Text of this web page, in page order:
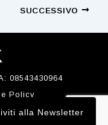
SUCCESSIVO
08543430964
Policy
alla Newsletter